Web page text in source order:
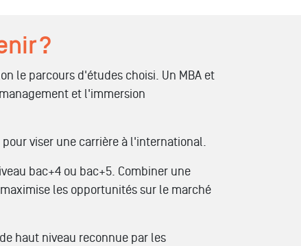
?
le parcours d'études choisi. Un MBA et
et l'immersion
viser une carrière à l'international.
bac+4 ou bac+5. Combiner une
les opportunités sur le marché
haut niveau reconnue par les